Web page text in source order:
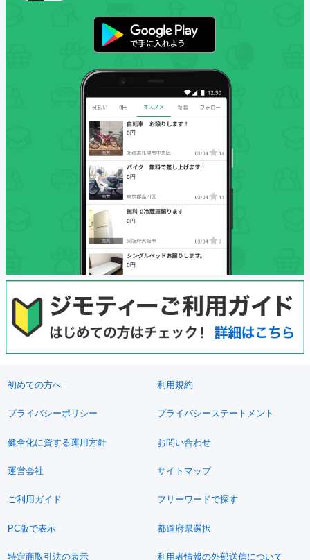
初めての方へ 利用規約
プライバシーポリシー プライバシーステートメント
健全化に資する運用方針 お問い合わせ
運営会社 サイトマップ
ご利用ガイド フリーワードで探す
PC版で表示 都道府県選択
特定商取引法の表示 利用者情報の外部送信について